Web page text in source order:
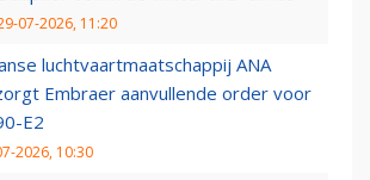
07-2026, 11:20
luchtvaartmaatschappij ANA
Embraer aanvullende order voor
E2
2026, 10:30